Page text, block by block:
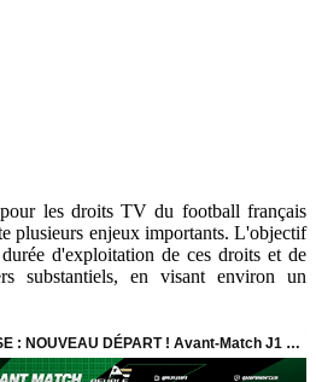
les droits TV du football français
plusieurs enjeux importants. L'objectif
d'exploitation de ces droits et de
substantiels, en visant environ un